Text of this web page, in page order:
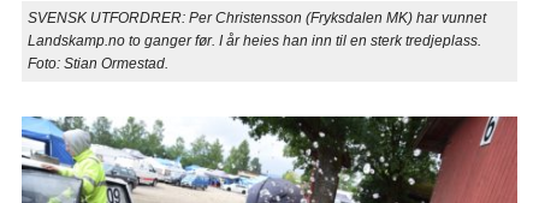
SVENSK UTFORDRER: Per Christensson (Fryksdalen MK) har vunnet
Landskamp.no to ganger før. I år heies han inn til en sterk tredjeplass.
Foto: Stian Ormestad.